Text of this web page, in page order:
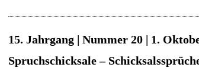
15. Jahrgang | Nummer 20 | 1.
Spruchschicksale –